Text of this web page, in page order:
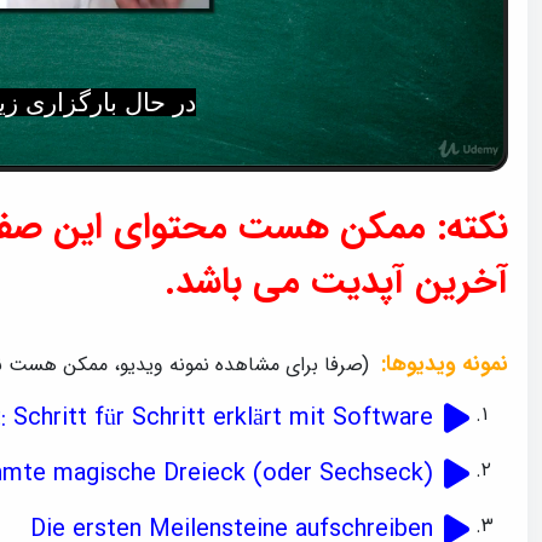
در حال بارگزاری
M
u
t
b
s
نکته: ممکن هست محتوای این
آخرین آپدیت می باشد.
نمونه ویدیوها: (صرفا برای مشاهده نمونه ویدیو، ممکن هست